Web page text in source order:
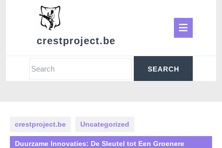
crestproject.be
Search
crestproject.be Uncategorized
Duurzame Innovaties: De Sleutel tot Een Groenere